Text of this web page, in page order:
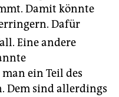
Damit könnte
Dafür
Eine andere
ein Teil des
Dem sind allerdings